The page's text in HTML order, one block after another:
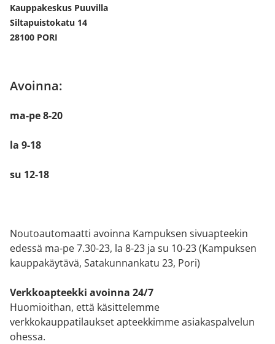
Kauppakeskus Puuvilla
Siltapuistokatu 14
28100 PORI
Avoinna:
ma-pe 8-20
la 9-18
su 12-18
Noutoautomaatti avoinna Kampuksen sivuapteekin
edessä ma-pe 7.30-23, la 8-23 ja su 10-23 (Kampuksen
kauppakäytävä, Satakunnankatu 23, Pori)
Verkkoapteekki avoinna 24/7
Huomioithan, että käsittelemme
verkkokauppatilaukset apteekkimme asiakaspalvelun
ohessa.